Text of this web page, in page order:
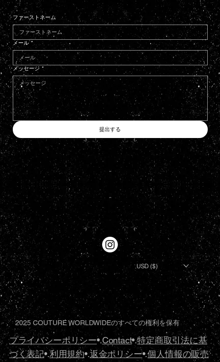
ファーストネーム
メール *
メッセージ *
提出する
プライバシーポリシー•.Contact•.特定商取引法に基
づく表記•.利用規約•.返金ポリシー•.個人情報の販売
2025 COUTURE WORLDWIDEのすべての権利を保有
USD ($)